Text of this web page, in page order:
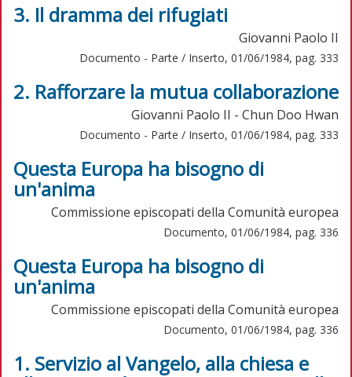
3. Il dramma dei rifugiati
Giovanni Paolo II
Documento - Parte / Inserto, 01/06/1984, pag. 333
2. Rafforzare la mutua collaborazione
Giovanni Paolo II - Chun Doo Hwan
Documento - Parte / Inserto, 01/06/1984, pag. 333
Questa Europa ha bisogno di
un'anima
Commissione episcopati della Comunità europea
Documento, 01/06/1984, pag. 336
Questa Europa ha bisogno di
un'anima
Commissione episcopati della Comunità europea
Documento, 01/06/1984, pag. 336
1. Servizio al Vangelo, alla chiesa e